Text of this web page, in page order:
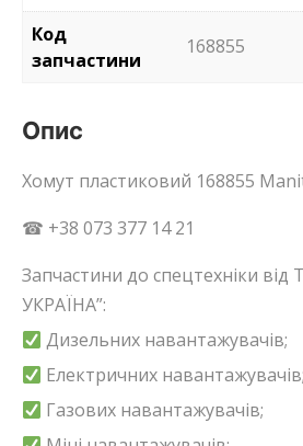
Код
запчастини
168855
Опис
Хомут пластиковий 168855
☎ +38 073 377 14 21
Запчастини до спецтехніки
УКРАЇНА”:
Дизельних навантажувачів;
Електричних навантажувачів;
Газових навантажувачів;